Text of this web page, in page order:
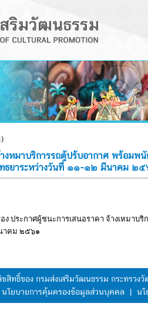
งหมาบริการรถตู้ปร้บอากาศ พร้อมพ
ทธยาระหว่างวันที่ ๑๑-๑๒ มีนาคม ๒
ง ประกาศผู้ชนะการเสนอราคา จ้างเหมา
าคม ๒๕๖๑
ขสิทธิ์ของ กรมส่งเสริมวัฒนธรรม กระทรวง
นโยบายการคุ้มครองข้อมูลส่วนบุคคล | นโ